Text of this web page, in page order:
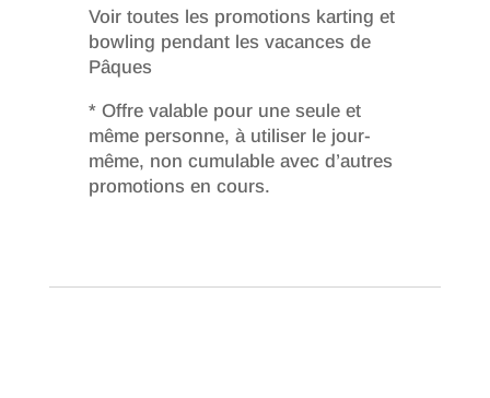
Voir toutes les promotions karting et
bowling pendant les vacances de
Pâques
* Offre valable pour une seule et
même personne, à utiliser le jour-
même, non cumulable avec d’autres
promotions en cours.